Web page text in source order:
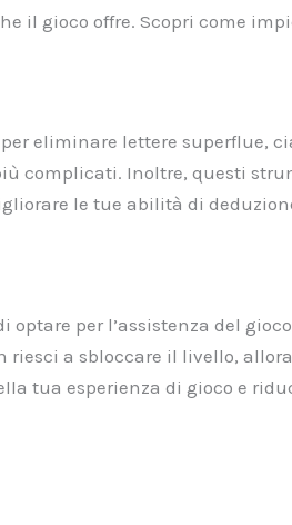
il gioco offre. Scopri come
eliminare lettere superflue,
complicati. Inoltre, questi
le tue abilità di
per l’assistenza del
a sbloccare il livello,
tua esperienza di gioco e